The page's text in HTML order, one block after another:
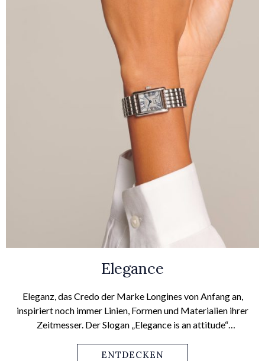
Elegance
Eleganz, das Credo der Marke Longines von Anfang an,
inspiriert noch immer Linien, Formen und Materialien ihrer
Zeitmesser. Der Slogan „Elegance is an attitude“
ENTDECKEN